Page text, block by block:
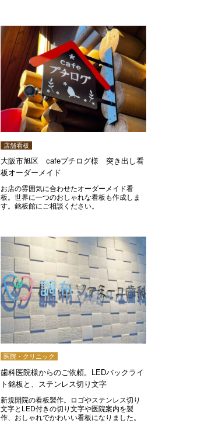
店舗看板
大阪市旭区 cafeプチログ様 突き出し看
板オーダーメイド
お店の雰囲気に合わせたオーダーメイド看
板。世界に一つのおしゃれな看板も作成しま
す。銘板館にご相談ください。
医院・クリニック
歯科医院様からのご依頼。LEDバックライ
ト銘板と、ステンレス切り文字
新規開院の看板製作。ロゴやステンレス切り
文字とLED付きの切り文字や医院案内を製
作、おしゃれでかわいい看板になりました。